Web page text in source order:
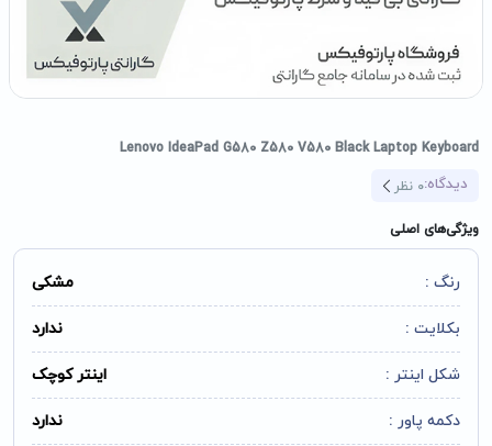
Lenovo IdeaPad G580 Z580 V580 Black Laptop Keyboard
دیدگاه:0 نظر
ویژگی‌های اصلی
رنگ : مشکی
بکلایت : ندارد
شکل اینتر : اینتر کوچک
دکمه پاور : ندارد